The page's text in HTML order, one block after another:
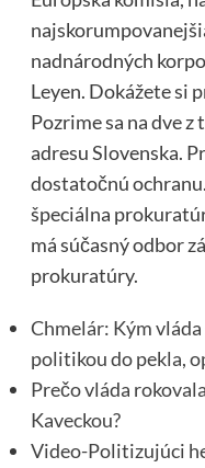
nadnárodných
Leyen. Dokážete si
Pozrime sa na dve
adresu Slovenska.
dostatočnú
špeciálna
má súčasný odbor
prokuratúry.
Chmelár: Kým
politikou do pekla,
Prečo vláda
Kaveckou?
Video-Politizujúci